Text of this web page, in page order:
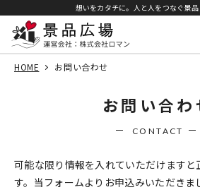
想いをカタチに。人と人をつなぐ景品
HOME お問い合わせ
お問い合わ
CONTACT
可能な限り情報を入れていただけますと
す。 当フォームよりお申込みいただきま